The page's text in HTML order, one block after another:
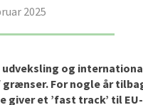
2025
udveksling og
grænser. For nogle år
giver et ’fast track’ til